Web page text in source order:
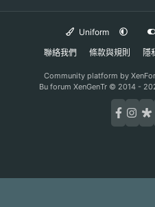
Uniform
聯絡我們
條款與規則 隱
Community platform by
Bu forum XenGenTr © 2014 -